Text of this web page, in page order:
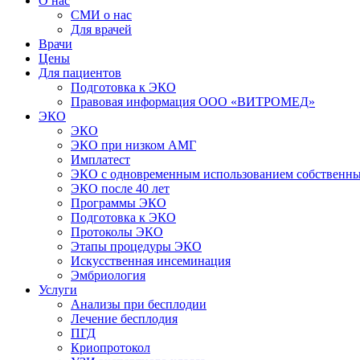
СМИ о нас
Для врачей
Врачи
Цены
Для пациентов
Подготовка к ЭКО
Правовая информация ООО «ВИТРОМЕД»
ЭКО
ЭКО
ЭКО при низком АМГ
Имплатест
ЭКО с одновременным использованием
ЭКО после 40 лет
Программы ЭКО
Подготовка к ЭКО
Протоколы ЭКО
Этапы процедуры ЭКО
Искусственная инсеминация
Эмбриология
Услуги
Анализы при бесплодии
Лечение бесплодия
ПГД
Криопротокол